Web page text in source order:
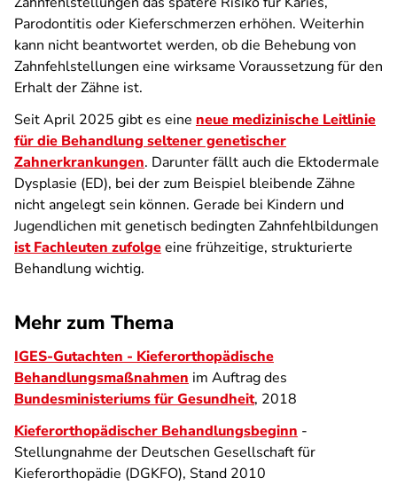
Parodontitis oder Kieferschmerzen erhöhen. Weiterhin
kann nicht beantwortet werden, ob die Behebung von
Zahnfehlstellungen eine wirksame Voraussetzung für den
Erhalt der Zähne ist.
Seit April 2025 gibt es eine neue medizinische Leitlinie
für die Behandlung seltener genetischer
Zahnerkrankungen. Darunter fällt auch die Ektodermale
Dysplasie (ED), bei der zum Beispiel bleibende Zähne
nicht angelegt sein können. Gerade bei Kindern und
Jugendlichen mit genetisch bedingten Zahnfehlbildungen
ist Fachleuten zufolgeeine frühzeitige, strukturierte
Behandlung wichtig.
Mehr zum Thema
IGES-Gutachten - Kieferorthopädische
Behandlungsmaßnahmen im Auftrag des
Bundesministeriums für Gesundheit, 2018
Kieferorthopädischer Behandlungsbeginn -
Stellungnahme der Deutschen Gesellschaft für
Kieferorthopädie (DGKFO), Stand 2010